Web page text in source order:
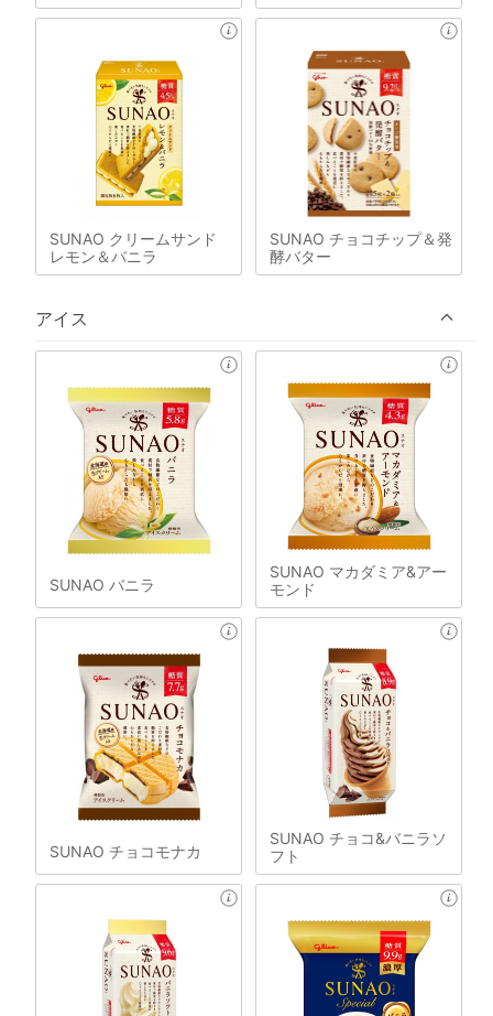
SUNAO クリームサンド
レモン＆バニラ
SUNAO チョコチップ＆発
酵バター
アイス
SUNAO バニラ
SUNAO マカダミア&アー
モンド
SUNAO チョコモナカ
SUNAO チョコ&バニラソ
フト